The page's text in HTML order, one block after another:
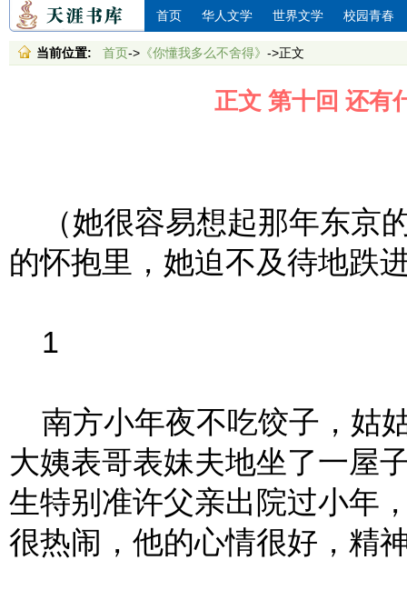
首页 华人文学 世界文学 校园青春
当前位置: 首页-> 《你懂我多么不舍得》 ->正文
正文 第十回 还有
（她很容易想起那年东京
的怀抱里，她迫不及待地跌
1
南方小年夜不吃饺子，姑
大姨表哥表妹夫地坐了一屋
生特别准许父亲出院过小年
很热闹，他的心情很好，精